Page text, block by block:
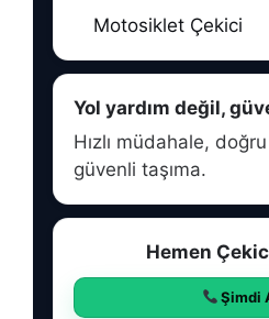
Motosiklet Çekici
Yol yardım değil,
Hızlı müdahale,
güvenli taşıma.
Hemen
Şimdi